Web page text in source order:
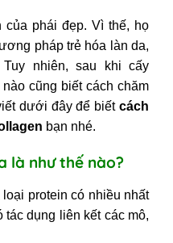
dưỡng da theo
chuyên viên
ánh nắng, khói bụi
lên mặt
mạnh và bơi lội
đầu
da sau cấy
phái đẹp. Vì thế, họ
pháp trẻ hóa làn da,
nhiên, sau khi cấy
cũng biết cách chăm
dưới đây để biết cách
bạn nhé.
là như thế nào?
protein có nhiều nhất
tác dụng liên kết các mô,